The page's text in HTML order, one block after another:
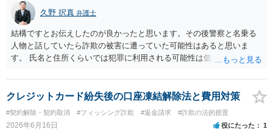
久野 択真 弁護士
結構ですとお伝えしたのが良かったと思います。その後警察と名乗る
人物と話していたら詐欺の被害に遭っていた可能性はあると思いま
す。 氏名と住所くらいでは犯罪に利用される可能性は低いと思います
来事を伝えておくのが良いと思います。 ご参考までに。
クレジットカード紛失後の口座凍結解除法と費用対策
#契約解除・契約取消 #フィッシング詐欺 #返金請求 #詐欺の法的措置
2026年6月16日 役にたった 1